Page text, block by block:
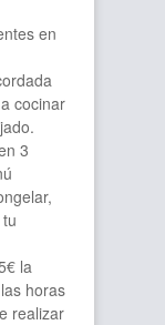
en
cocinar
3
la
horas
realizar